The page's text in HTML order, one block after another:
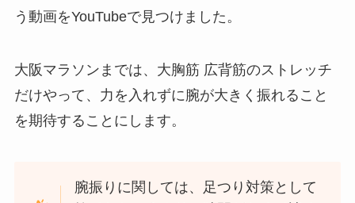
う動画をYouTubeで見つけました。
大阪マラソンまでは、大胸筋 広背筋のストレッチ
だけやって、力を入れずに腕が大きく振れること
を期待することにします。
腕振りに関しては、足つり対策として